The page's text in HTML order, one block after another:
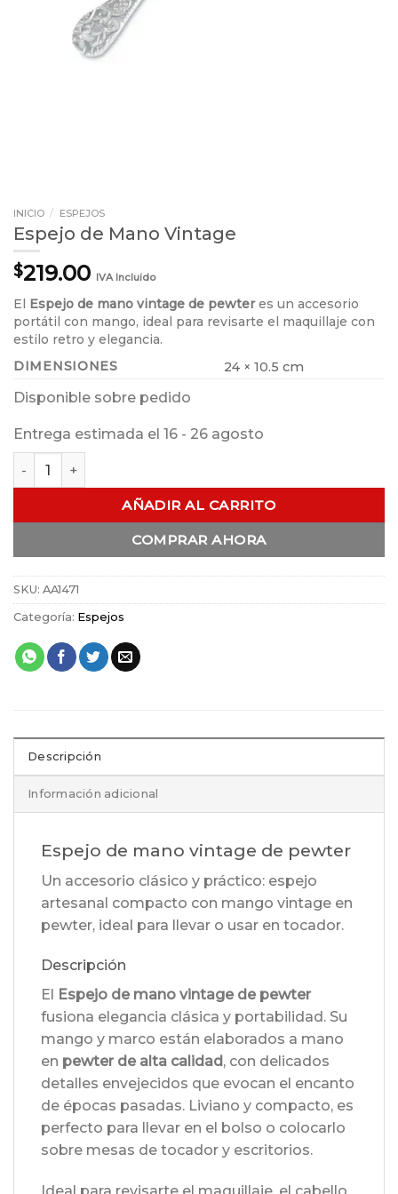
INICIO / ESPEJOS
Espejo de Mano Vintage
$219.00 IVA Incluido
El Espejo de mano vintage de pewteres un accesorio
portátil con mango, ideal para revisarte el maquillaje con
estilo retro y elegancia.
DIMENSIONES
24 × 10.5 cm
Disponible sobre pedido
Entrega estimada el 16 - 26 agosto
Espejo de Mano Vintage cantidad
AÑADIR AL CARRITO
COMPRAR AHORA
SKU: AA1471
Categoría: Espejos
Descripción
Información adicional
Espejo de mano vintage de pewter
Un accesorio clásico y práctico: espejo
artesanal compacto con mango vintage en
pewter, ideal para llevar o usar en tocador.
Descripción
El
Espejo de mano vintage de pewter
fusiona elegancia clásica y portabilidad. Su
mango y marco están elaborados a mano
en pewter de alta calidad , con delicados
detalles envejecidos que evocan el encanto
de épocas pasadas. Liviano y compacto, es
perfecto para llevar en el bolso o colocarlo
sobre mesas de tocador y escritorios.